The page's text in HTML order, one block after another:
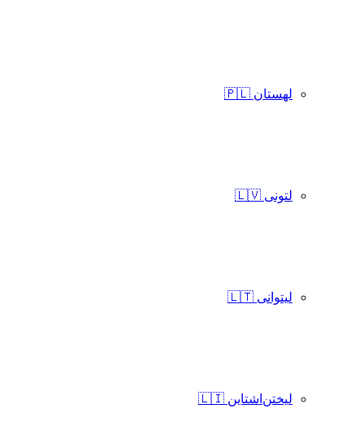
لهستان 🇵🇱
لتونی 🇱🇻
لیتوانی 🇱🇹
لیختن‌اشتاین 🇱🇮